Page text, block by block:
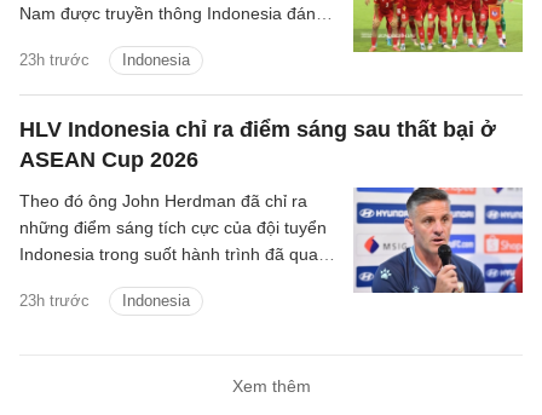
23h trước Indonesia
Nam được truyền thông Indonesia đánh
địch.
HLV Indonesia chỉ ra điểm sáng sau thất bại ở
ASEAN Cup 2026
23h trước Indonesia
Theo đó ông John Herdman đã chỉ ra
những điểm sáng tích cực của đội tuyển
Indonesia trong suốt hành trình đã qua
Xem thêm